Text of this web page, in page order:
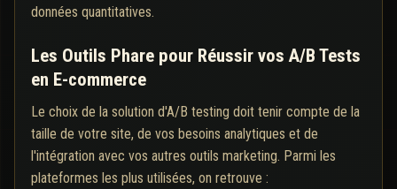
données quantitatives.
Les Outils Phare pour Réussir vos A/B Tests
en E-commerce
Le choix de la solution d'A/B testing doit tenir compte de la
taille de votre site, de vos besoins analytiques et de
l'intégration avec vos autres outils marketing. Parmi les
plateformes les plus utilisées, on retrouve :